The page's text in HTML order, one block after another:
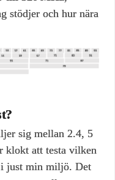
stödjer och hur nära
sig mellan 2.4, 5
klokt att testa vilken
i just min miljö. Det